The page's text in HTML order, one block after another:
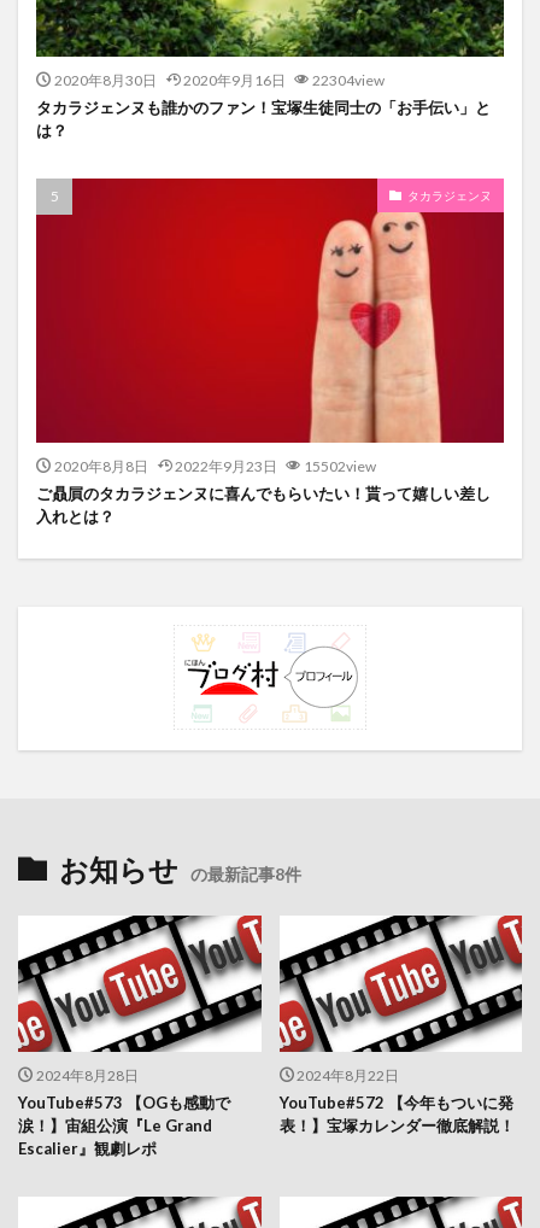
2020年8月30日 2020年9月16日 22304view
タカラジェンヌも誰かのファン！宝塚生徒同士の「お手伝い」と
は？
タカラジェンヌ
2020年8月8日 2022年9月23日 15502view
ご贔屓のタカラジェンヌに喜んでもらいたい！貰って嬉しい差し
入れとは？
お知らせ の最新記事8件
2024年8月28日
YouTube#573 【OGも感動で
涙！】宙組公演『Le Grand
Escalier』観劇レポ
2024年8月22日
YouTube#572 【今年もついに発
表！】宝塚カレンダー徹底解説！